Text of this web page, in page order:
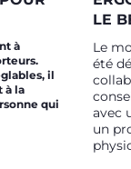
à
il
à la
qui
LE
Le
été
avec
un